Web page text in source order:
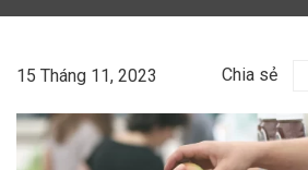
15 Tháng 11, 2023 Chia sẻ